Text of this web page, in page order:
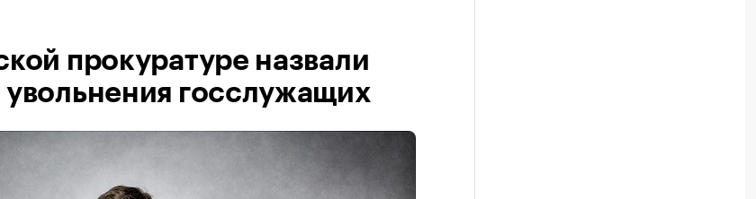
прокуратуре назвали
госслужащих